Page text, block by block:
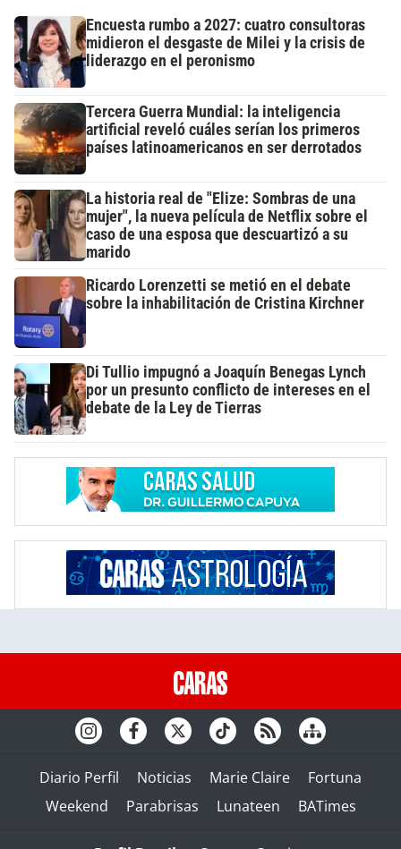
Encuesta rumbo a 2027: cuatro consultoras
midieron el desgaste de Milei y la crisis de
liderazgo en el peronismo
Tercera Guerra Mundial: la inteligencia
artificial reveló cuáles serían los primeros
países latinoamericanos en ser derrotados
La historia real de "Elize: Sombras de una
mujer", la nueva película de Netflix sobre el
caso de una esposa que descuartizó a su
marido
Ricardo Lorenzetti se metió en el debate
sobre la inhabilitación de Cristina Kirchner
Di Tullio impugnó a Joaquín Benegas Lynch
por un presunto conflicto de intereses en el
debate de la Ley de Tierras
Diario Perfil Noticias Marie Claire
Fortuna
Weekend
Parabrisas Lunateen BATimes